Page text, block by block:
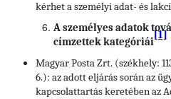
kérhet a személyi adat- és
A személyes adatok
címzettek kategóriái
[1]
Magyar Posta Zrt. (székhely:
6.): az adott eljárás során az
kapcsolattartás keretében az